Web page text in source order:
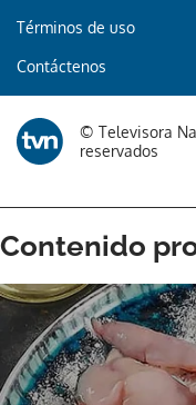
Términos de uso
Contáctenos
© Televisora
reservados